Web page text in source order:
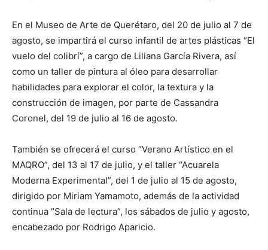
En el Museo de Arte de Querétaro, del 20 de julio al 7 de
agosto, se impartirá el curso infantil de artes plásticas “El
vuelo del colibrí”, a cargo de Liliana García Rivera, así
como un taller de pintura al óleo para desarrollar
habilidades para explorar el color, la textura y la
construcción de imagen, por parte de Cassandra
Coronel, del 19 de julio al 16 de agosto.
También se ofrecerá el curso “Verano Artístico en el
MAQRO”, del 13 al 17 de julio, y el taller “Acuarela
Moderna Experimental”, del 1 de julio al 15 de agosto,
dirigido por Miriam Yamamoto, además de la actividad
continua “Sala de lectura”, los sábados de julio y agosto,
encabezado por Rodrigo Aparicio.